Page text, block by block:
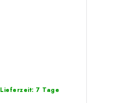
Lieferzeit: 7 Tage